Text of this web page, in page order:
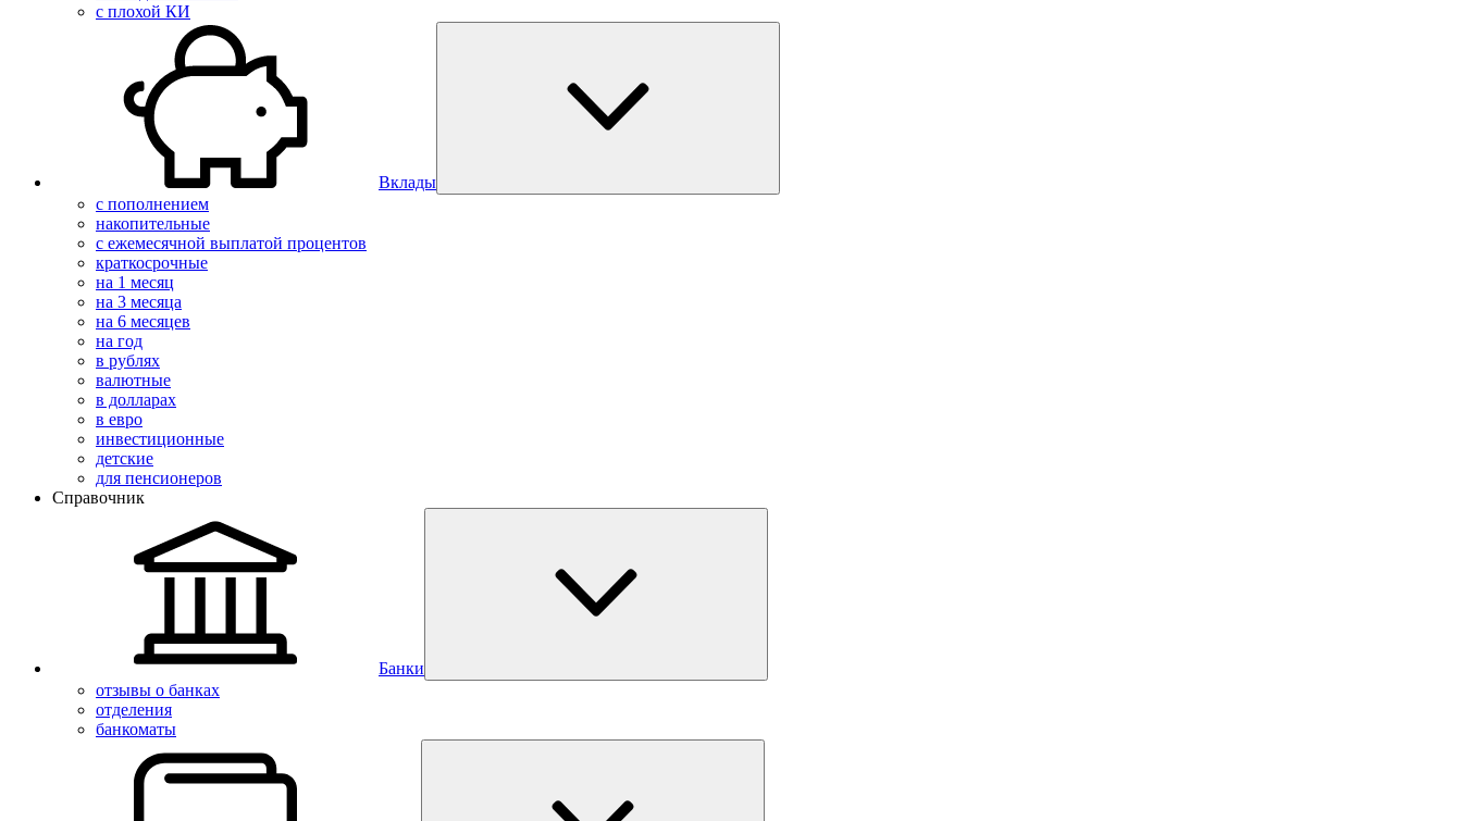
с плохой КИ
Вклады
с пополнением
накопительные
с ежемесячной выплатой процентов
краткосрочные
на 1 месяц
на 3 месяца
на 6 месяцев
на год
в рублях
валютные
в долларах
в евро
инвестиционные
детские
для пенсионеров
Справочник
Банки
отзывы о банках
отделения
банкоматы